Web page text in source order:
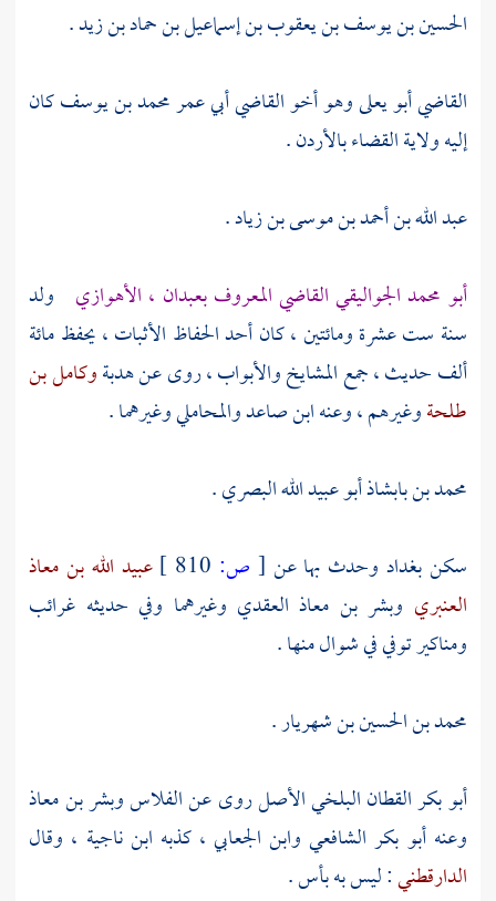
الحسين بن يوسف بن يعقوب بن إسماعيل بن حماد بن زيد.
القاضيأبو يعلىوهو أخو القاضيأبي عمر محمد بن يوسفكان
إليه ولاية القضاءبالأردن.
عبد الله بن أحمد بن موسى بن زياد.
أبو محمد الجواليقي القاضي المعروف بعبدان ، الأهوازي ولد
سنة ست عشرة ومائتين ، كان أحد الحفاظ الأثبات ، يحفظ مائة
ألف حديث ، جمع المشايخ والأبواب ، روى عنهدبةوكامل بن
طلحةوغيرهم ، وعنهابن صاعدوالمحامليوغيرهما .
محمد بن بابشاذ أبو عبيد الله البصري.
سكنبغداد وحدث بها عن [ ص:
عبيد الله بن معاذ
العنبري وبشر بن معاذ العقدي وغيرهما وفي حديثه غرائب
ومناكير توفي في شوال منها .
محمد بن الحسين بن شهريار.
أبو بكر القطان البلخيالأصل روى عنالفلاسوبشر بن معاذ
وعنهأبو بكر الشافعي وابن الجعابي ، كذبه ابن ناجية ، وقال
الدارقطني: ليس به بأس .